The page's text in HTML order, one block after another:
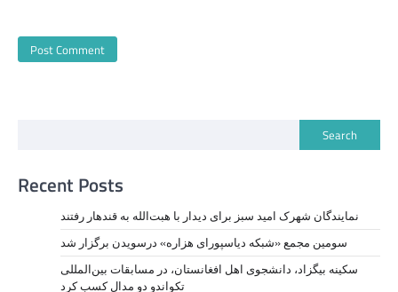
Search
Recent Posts
نمايندگان شهرک امید سبز برای دیدار با هبت‌الله به قندهار رفتند
سومین مجمع «شبکه دیاسپورای هزاره» درسویدن برگزار شد
سکینه بیگزاد، دانشجوی اهل افغانستان، در مسابقات بین‌المللی
تکواندو دو مدال کسب کرد